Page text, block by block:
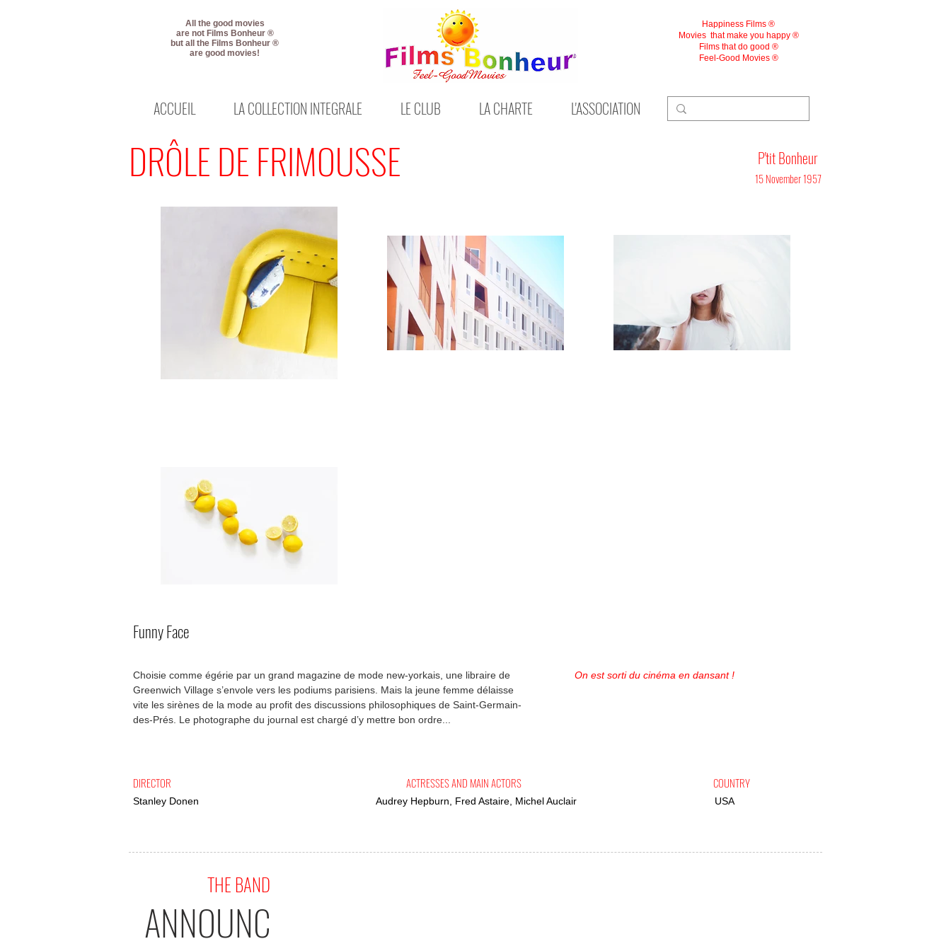
All the good movies
are not Films Bonheur ®
but all the Films Bonheur ®
are good movies!
ACCUEIL LA COLLECTION INTEGRALE LE CLUB LA CHARTE L'ASSOCIATION
Happiness Films ®
Movies that make you happy ®
Films that do good ®
Feel-Good Movies ®
DRÔLE DE FRIMOUSSE
Funny Face
Choisie comme égérie par un grand magazine de mode new-yorkais, une libraire de
Greenwich Village s’envole vers les podiums parisiens. Mais la jeune femme délaisse
vite les sirènes de la mode au profit des discussions philosophiques de Saint-Germain-
des-Prés. Le photographe du journal est chargé d’y mettre bon ordre...
On est sorti du cinéma en dansant !
DIRECTOR
Stanley Donen
ACTRESSES AND MAIN ACTORS
Audrey Hepburn, Fred Astaire, Michel Auclair
COUNTRY
USA
P'tit Bonheur
15 November 1957
ANNOUNC
THE BAND